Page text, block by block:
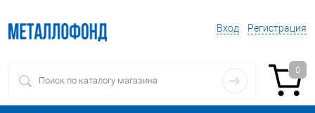
Вход Регистрация
0